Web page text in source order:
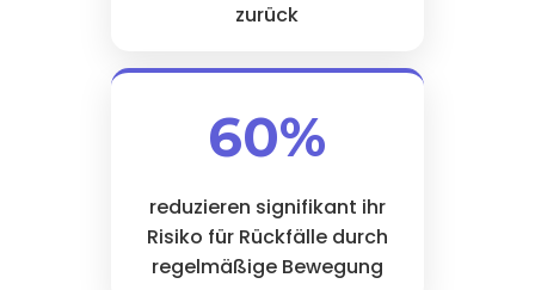
zurück
60%
reduzieren signifikant ihr
Risiko für Rückfälle durch
regelmäßige Bewegung